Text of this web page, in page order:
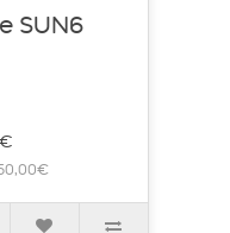
SUN6